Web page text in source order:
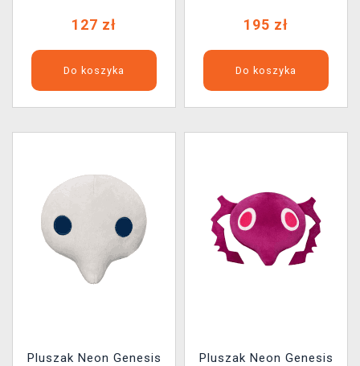
127 zł
Do koszyka
195 zł
Do koszyka
Pluszak Neon Genesis
Pluszak Neon Genesis